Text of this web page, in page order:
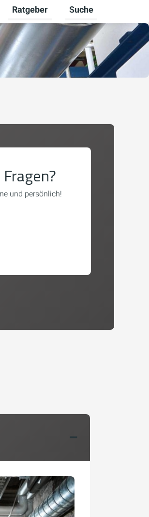
umschalten
Untermenü für Unternehmen
Ratgeber
Untermenü für
Suche
und persönlich!